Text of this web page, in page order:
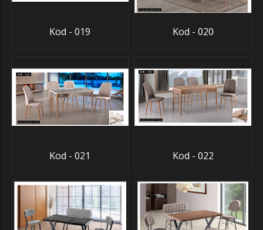
Kod - 019 Kod - 020
Kod - 021 Kod - 022